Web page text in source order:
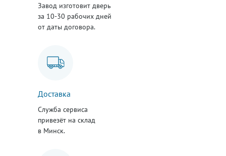
Завод изготовит дверь
за 10-30 рабочих дней
от даты договора.
Доставка
Служба сервиса
привезёт на склад
в Минск.